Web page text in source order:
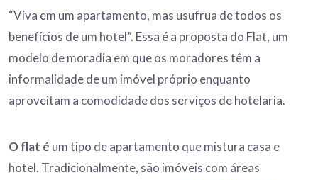
“Viva em um apartamento, mas usufrua de todos os
benefícios de um hotel”. Essa é a proposta do Flat, um
modelo de moradia em que os moradores têm a
informalidade de um imóvel próprio enquanto
aproveitam a comodidade dos serviços de hotelaria.
O flat é um tipo de apartamento que mistura casa e
hotel. Tradicionalmente, são imóveis com áreas